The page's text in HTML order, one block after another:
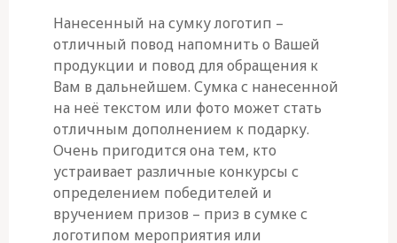
Нанесенный на сумку логотип –
отличный повод напомнить о Вашей
продукции и повод для обращения к
Вам в дальнейшем. Сумка с нанесенной
на неё текстом или фото может стать
отличным дополнением к подарку.
Очень пригодится она тем, кто
устраивает различные конкурсы с
определением победителей и
вручением призов – приз в сумке с
логотипом мероприятия или